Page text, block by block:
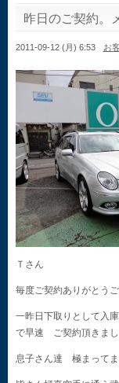
昨日のご契約。
2011-09-12 (月) 6:53 お
Ｔさん
毎度ご契約ありがとうご
一昨日下取りとして入
で早速 ご契約頂きまし
息子さん達 極まってま